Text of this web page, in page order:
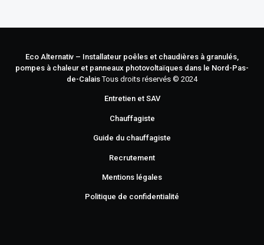
Eco Alternativ – Installateur poêles et chaudières à granulés,
pompes à chaleur et panneaux photovoltaïques dans le Nord-Pas-
de-CalaisTous droits réservés © 2024
Entretien et SAV
Chauffagiste
Guide du chauffagiste
Recrutement
Mentions légales
Politique de confidentialité